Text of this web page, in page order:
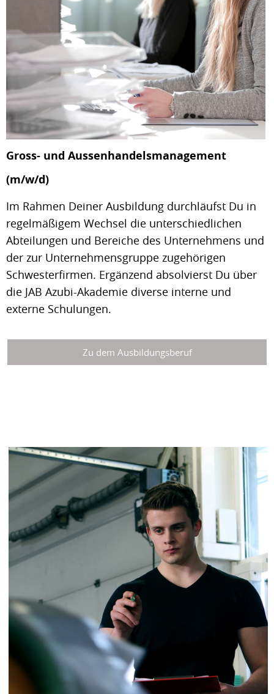
Gross- und Aussenhandelsmanagement
(m/w/d)
Im Rahmen Deiner Ausbildung durchläufst Du in
regelmäßigem Wechsel die unterschiedlichen
Abteilungen und Bereiche des Unternehmens und
der zur Unternehmensgruppe zugehörigen
Schwesterfirmen. Ergänzend absolvierst Du über
die JAB Azubi-Akademie diverse interne und
externe Schulungen.
Zu dem Ausbildungsberuf